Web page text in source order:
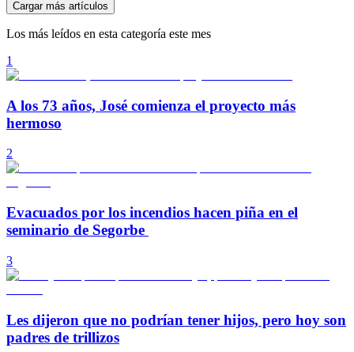
Cargar más artículos
Los más leídos en esta categoría este mes
1
A los 73 años, José comienza el proyecto más
hermoso
2
Evacuados por los incendios hacen piña en el
seminario de Segorbe
3
Les dijeron que no podrían tener hijos, pero hoy son
padres de trillizos